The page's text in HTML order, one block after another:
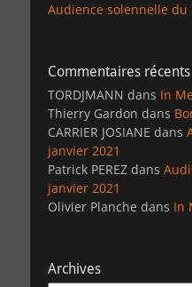
Audience solennelle du
Commentaires récents
TORDJMANN dans In
Thierry Gardon dans
CARRIER JOSIANE dans
janvier 2021
Patrick PEREZ dans
janvier 2021
Olivier Planche dans In
Archives